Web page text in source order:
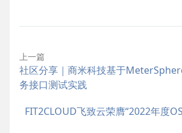
上一篇
社区分享｜商米科技基于
务接口测试实践
FIT2CLOUD飞致云荣膺“2022年度